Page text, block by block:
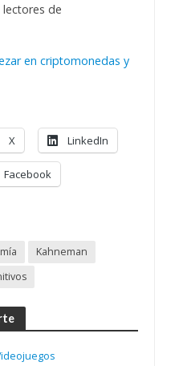
de
en criptomonedas y
X LinkedIn
Facebook
Kahneman